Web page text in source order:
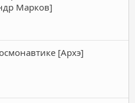
Марков]
[Архэ]